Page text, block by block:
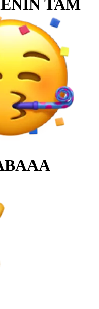
TAM